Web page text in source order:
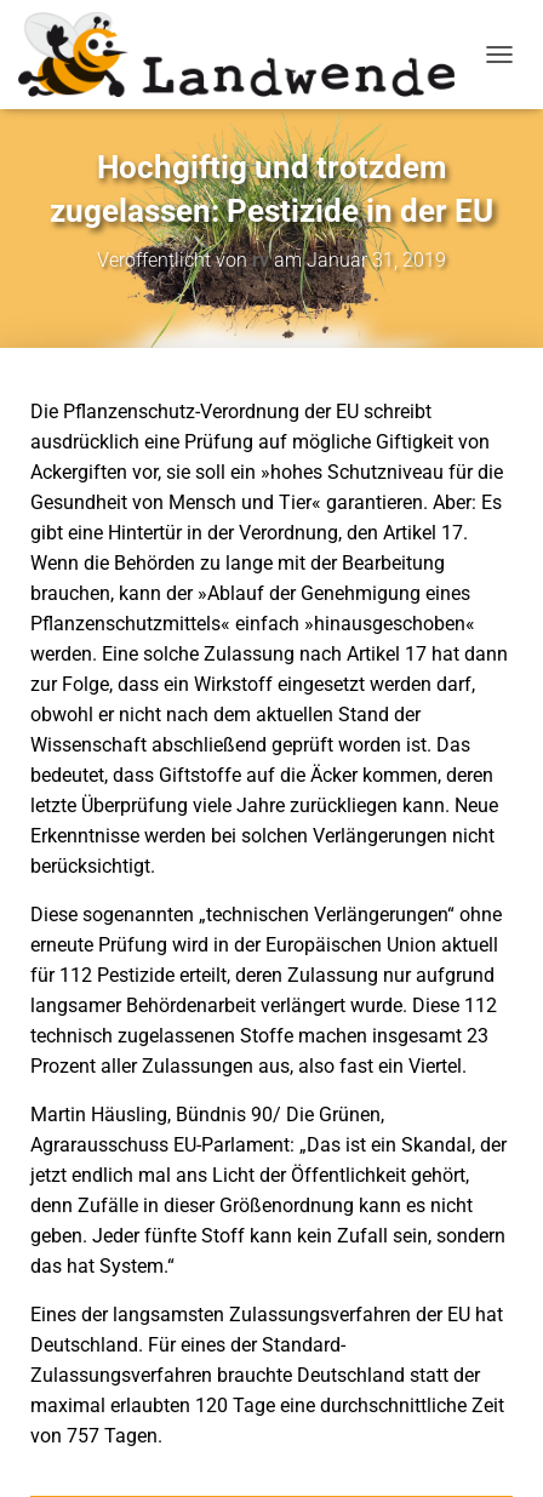
Hochgiftig und trotzdem
zugelassen: Pestizide in der EU
Veröffentlicht vonrvamJanuar 31, 2019
Die Pflanzenschutz-Verordnung der EU schreibt
ausdrücklich eine Prüfung auf mögliche Giftigkeit von
Ackergiften vor, sie soll ein »hohes Schutzniveau für die
Gesundheit von Mensch und Tier« garantieren. Aber: Es
gibt eine Hintertür in der Verordnung, den Artikel 17.
Wenn die Behörden zu lange mit der Bearbeitung
brauchen, kann der »Ablauf der Genehmigung eines
Pflanzenschutzmittels« einfach »hinausgeschoben«
werden. Eine solche Zulassung nach Artikel 17 hat dann
zur Folge, dass ein Wirkstoff eingesetzt werden darf,
obwohl er nicht nach dem aktuellen Stand der
Wissenschaft abschließend geprüft worden ist. Das
bedeutet, dass Giftstoffe auf die Äcker kommen, deren
letzte Überprüfung viele Jahre zurückliegen kann. Neue
Erkenntnisse werden bei solchen Verlängerungen nicht
berücksichtigt.
Diese sogenannten „technischen Verlängerungen“ ohne
erneute Prüfung wird in der Europäischen Union aktuell
für 112 Pestizide erteilt, deren Zulassung nur aufgrund
langsamer Behördenarbeit verlängert wurde. Diese 112
technisch zugelassenen Stoffe machen insgesamt 23
Prozent aller Zulassungen aus, also fast ein Viertel.
Martin Häusling, Bündnis 90/ Die Grünen,
Agrarausschuss EU-Parlament: „Das ist ein Skandal, der
jetzt endlich mal ans Licht der Öffentlichkeit gehört,
denn Zufälle in dieser Größenordnung kann es nicht
geben. Jeder fünfte Stoff kann kein Zufall sein, sondern
das hat System.“
Eines der langsamsten Zulassungsverfahren der EU hat
Deutschland. Für eines der Standard-
Zulassungsverfahren brauchte Deutschland statt der
maximal erlaubten 120 Tage eine durchschnittliche Zeit
von 757 Tagen.